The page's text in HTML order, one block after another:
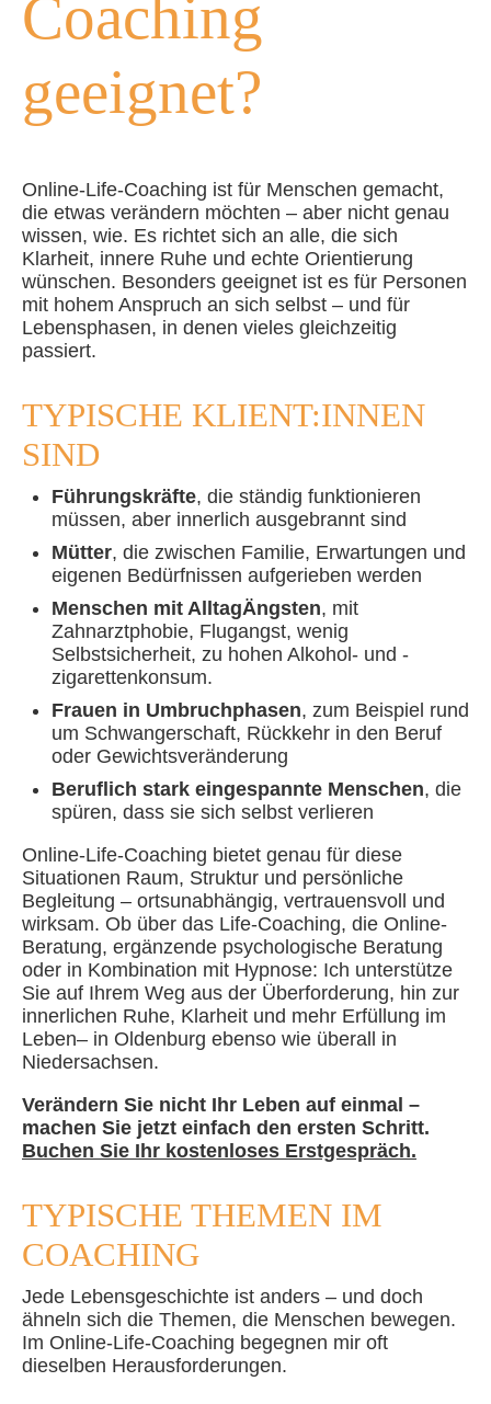
Coaching
geeignet?
Online-Life-Coaching ist für Menschen gemacht,
die etwas verändern möchten – aber nicht genau
wissen, wie. Es richtet sich an alle, die sich
Klarheit, innere Ruhe und echte Orientierung
wünschen. Besonders geeignet ist es für Personen
mit hohem Anspruch an sich selbst – und für
Lebensphasen, in denen vieles gleichzeitig
passiert.
TYPISCHE KLIENT:INNEN
SIND
Führungskräfte, die ständig funktionieren
müssen, aber innerlich ausgebrannt sind
Mütter, die zwischen Familie, Erwartungen und
eigenen Bedürfnissen aufgerieben werden
Menschen mit AlltagÄngsten, mit
Zahnarztphobie, Flugangst, wenig
Selbstsicherheit, zu hohen Alkohol- und -
zigarettenkonsum.
Frauen in Umbruchphasen, zum Beispiel rund
um Schwangerschaft, Rückkehr in den Beruf
oder Gewichtsveränderung
Beruflich stark eingespannte Menschen, die
spüren, dass sie sich selbst verlieren
Online-Life-Coaching bietet genau für diese
Situationen Raum, Struktur und persönliche
Begleitung – ortsunabhängig, vertrauensvoll und
wirksam. Ob über das Life-Coaching, die Online-
Beratung, ergänzende psychologische Beratung
oder in Kombination mit Hypnose: Ich unterstütze
Sie auf Ihrem Weg aus der Überforderung, hin zur
innerlichen Ruhe, Klarheit und mehr Erfüllung im
Leben– in Oldenburg ebenso wie überall in
Niedersachsen.
Verändern Sie nicht Ihr Leben auf einmal –
machen Sie jetzt einfach den ersten Schritt.
Buchen Sie Ihr kostenloses Erstgespräch.
TYPISCHE THEMEN IM
COACHING
Jede Lebensgeschichte ist anders – und doch
ähneln sich die Themen, die Menschen bewegen.
Im Online-Life-Coaching begegnen mir oft
dieselben Herausforderungen.